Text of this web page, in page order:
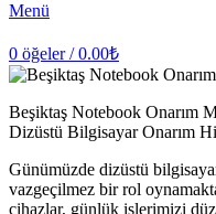
Menü
0 öğeler / 0.00₺
Beşiktaş Notebook Onarım
Dizüstü Bilgisayar Onarım
Günümüzde dizüstü
vazgeçilmez bir rol
cihazlar, günlük işlerimizi